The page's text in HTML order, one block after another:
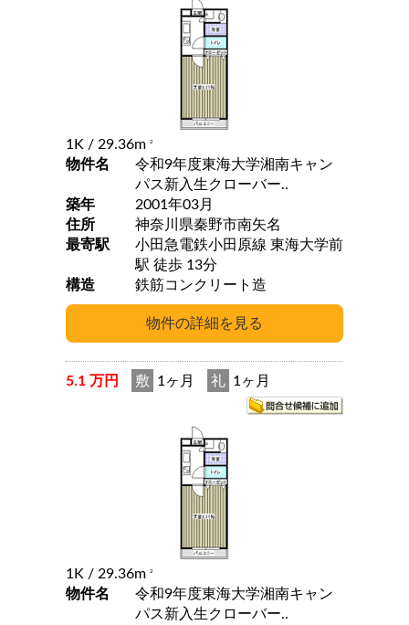
1K / 29.36m 2
物件名
令和9年度東海大学湘南キャン
パス新入生クローバー..
築年
2001年03月
住所
神奈川県秦野市南矢名
最寄駅
小田急電鉄小田原線 東海大学前
駅 徒歩 13分
構造
鉄筋コンクリート造
5.1 万円 敷 1ヶ月 礼 1ヶ月
1K / 29.36m 2
物件名
令和9年度東海大学湘南キャン
パス新入生クローバー..